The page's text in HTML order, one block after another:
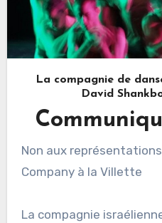
La compagnie de
David
Non aux représentations de la Batsheva Danse
Company à la Villette
La compagnie